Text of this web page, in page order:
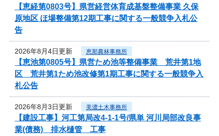
【恵経第0803号】県営経営体育成基盤整備事業 久保
原地区 ほ場整備第12期工事に関する一般競争入札公
告
2026年8月4日更新 恵那農林事務所
【恵池第0805号】県営ため池等整備事業 荒井第1地
区 荒井第1ため池改修第1期工事に関する一般競争入
札公告
2026年8月3日更新 美濃土木事務所
【建設工事】河工第局改4-1-1号/県単 河川局部改良事
業(債務) 排水樋管 工事